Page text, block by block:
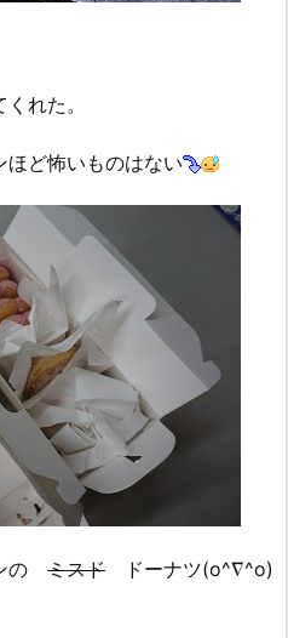
れた。
ど怖いものはない
の ミスド ドーナツ(o^∇^o)